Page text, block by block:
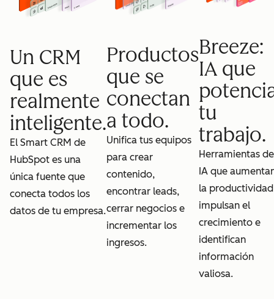
Un CRM
que es
realmente
inteligente.
El Smart CRM de
HubSpot es una
única fuente que
conecta todos los
datos de tu empresa.
Productos
que se
conectan
a todo.
Unifica tus equipos
para crear
contenido,
encontrar leads,
cerrar negocios e
incrementar los
ingresos.
Breeze:
IA que
tu
trabajo.
Herramientas de
IA que
la
impulsan el
crecimiento e
identifican
información
valiosa.